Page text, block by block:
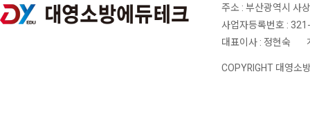
주소 : 부산광역시 사
사업자등록번호 :
대표이사 : 정현숙
COPYRIGHT 대영소